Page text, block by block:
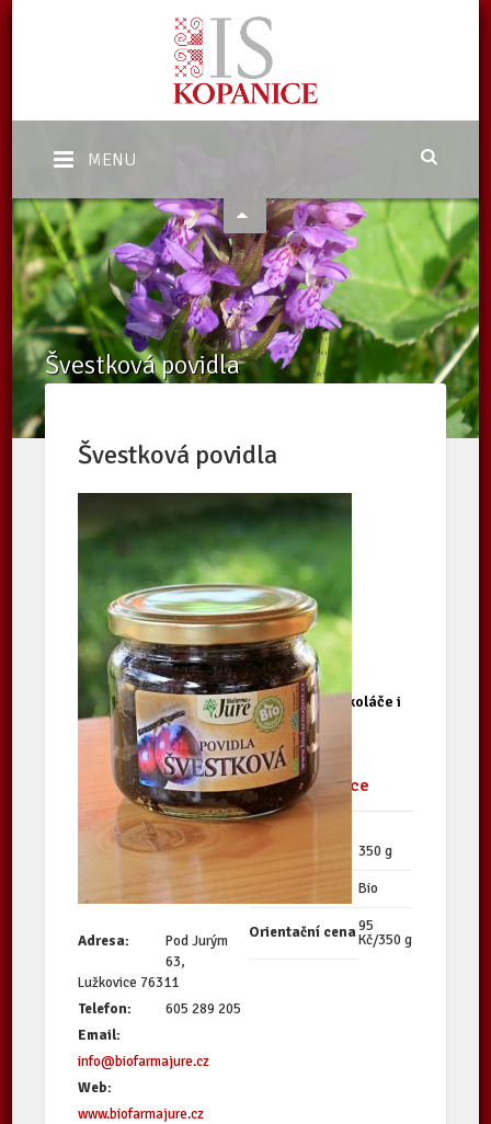
MENU
Švestková povidla
Švestková povidla
Tradiční povidla, bez cukru, vhodné na koláče i
na chleba.
Kontaktní údaje
producenta
Biofarma Juré
Adresa:
Pod Jurým
63,
Lužkovice 76311
Telefon:
605 289 205
Email:
info@biofarmajure.cz
Web:
www.biofarmajure.cz
Další informace
Množství 350 g
Bio
Orientační cena95
Kč/350 g